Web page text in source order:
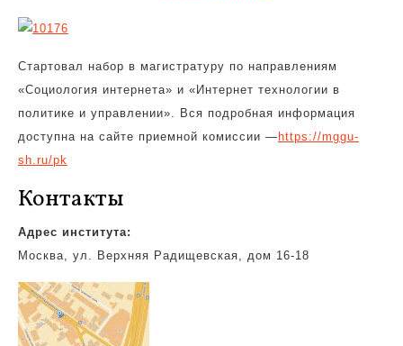
Стартовал набор в магистратуру по направлениям
«Социология интернета» и «Интернет технологии в
политике и управлении». Вся подробная информация
доступна на сайте приемной комиссии —https://mggu-
sh.ru/pk
Контакты
Адрес института:
Москва, ул. Верхняя Радищевская, дом 16-18